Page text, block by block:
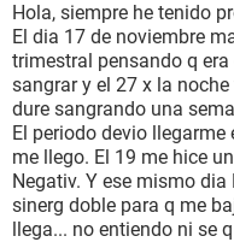
BIENESTAR
SEXUALIDAD
GLOSARIO
Hola, siempre he tenido
El dia 17 de noviembre
trimestral pensando q
sangrar y el 27 x la
dure sangrando una
El periodo devio
me llego. El 19 me hice
Negativ. Y ese mismo
sinerg doble para q me
llega... no entiendo ni se